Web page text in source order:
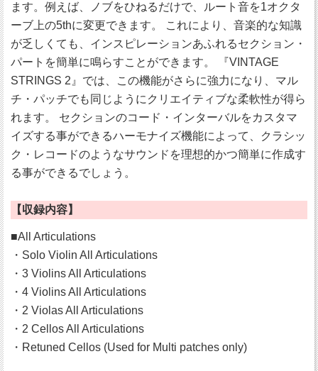
ます。例えば、ノブをひねるだけで、ルート音を1オクタ
ーブ上の5thに変更できます。 これにより、音楽的な知識
が乏しくても、インスピレーションあふれるセクション・
パートを簡単に鳴らすことができます。 『VINTAGE
STRINGS 2』では、この機能がさらに強力になり、マル
チ・パッチでも同じようにクリエイティブな柔軟性が得ら
れます。 セクションのコード・インターバルをカスタマ
イズする事ができるハーモナイズ機能によって、クラシッ
ク・レコードのようなサウンドを理想的かつ簡単に作成す
る事ができるでしょう。
【収録内容】
■All Articulations
・Solo Violin All Articulations
・3 Violins All Articulations
・4 Violins All Articulations
・2 Violas All Articulations
・2 Cellos All Articulations
・Retuned Cellos (Used for Multi patches only)